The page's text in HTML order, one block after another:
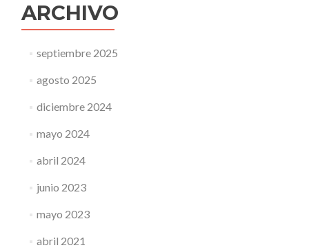
ARCHIVO
septiembre 2025
agosto 2025
diciembre 2024
mayo 2024
abril 2024
junio 2023
mayo 2023
abril 2021